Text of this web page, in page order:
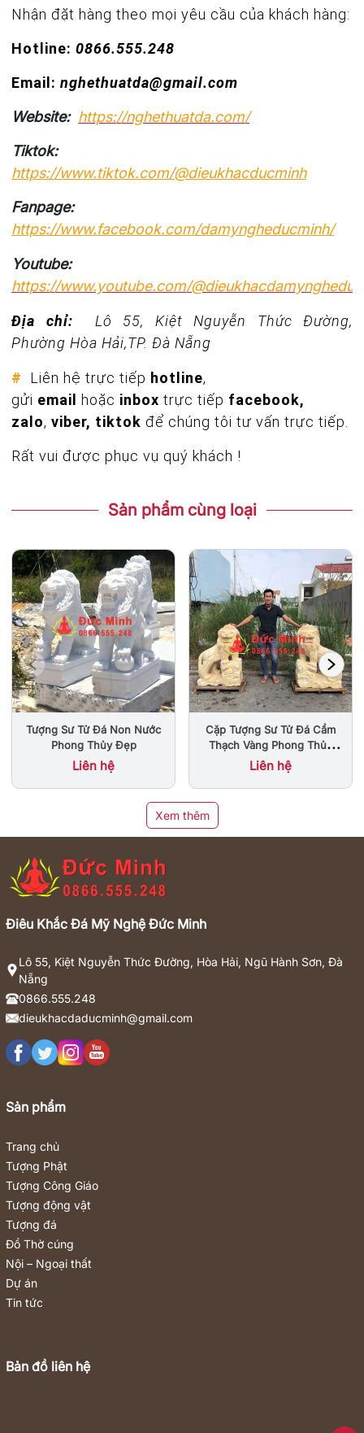
Nhận đặt hàng theo mọi yêu cầu của khách hàng:
Hotline: 0866.555.248
Email: nghethuatda@gmail.com
Website: https://nghethuatda.com/
Tiktok:
https://www.tiktok.com/@dieukhacducminh
Fanpage:
https://www.facebook.com/damyngheducminh/
Youtube:
https://www.youtube.com/
Địa chỉ: Lô 55, Kiệt Nguyễn Thức Đường,
Phường Hòa Hải,TP. Đà Nẵng
# Liên hệ trực tiếp hotline,
gửi email hoặc inbox trực tiếp facebook,
zalo, viber, tiktok để chúng tôi tư vấn trực tiếp.
Rất vui được phục vụ quý khách !
Sản phẩm cùng loại
Tượng Sư Tử Đá Non Nước
Phong Thủy Đẹp
Liên hệ
Cặp Tượng Sư Tử Đá Cẩm
Thạch Vàng Phong Thủy
Đẹp Tại Sài Gòn
Liên hệ
Xem thêm
Điêu Khắc Đá Mỹ Nghệ Đức Minh
Lô 55, Kiệt Nguyễn Thức Đường, Hòa Hải, Ngũ Hành Sơn, Đà
Nẵng
0866.555.248
dieukhacdaducminh@gmail.com
Sản phẩm
Trang chủ
Tượng Phật
Tượng Công Giáo
Tượng động vật
Tượng đá
Đồ Thờ cúng
Nội – Ngoại thất
Dự án
Tin tức
Bản đồ liên hệ